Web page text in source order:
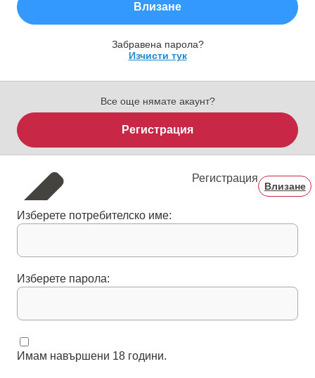
Влизане
Забравена парола?
Изчисти тук
Все още нямате акаунт?
Регистрация
Регистрация
Влизане
Изберете потребителско име:
Изберете парола:
Имам навършени 18 години.